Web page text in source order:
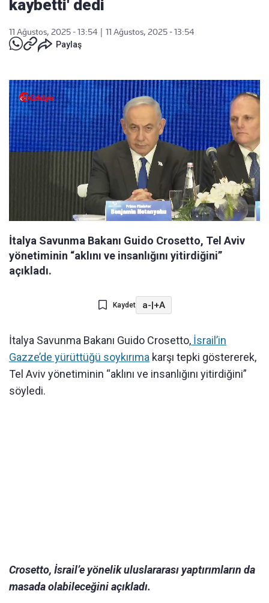
kaybetti' dedi
11 Ağustos, 2025 - 13:54
11 Ağustos, 2025 - 13:54
Paylaş
İtalya Savunma Bakanı Guido Crosetto, Tel Aviv
yönetiminin “aklını ve insanlığını yitirdiğini”
açıkladı.
Kaydet a-|+A
İtalya Savunma Bakanı Guido Crosetto, İsrail’in
Gazze’de yürüttüğü soykırıma karşı tepki göstererek,
Tel Aviv yönetiminin “aklını ve insanlığını yitirdiğini”
söyledi.
Crosetto, İsrail’e yönelik uluslararası yaptırımların da
masada olabileceğini açıkladı.